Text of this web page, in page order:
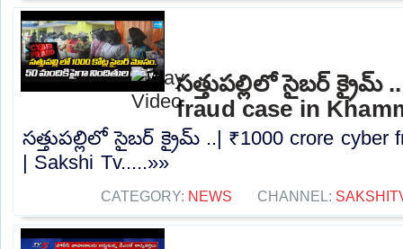
సత్తుపల్లిలో సైబర్ క్రైమ్
fraud case in
సత్తుపల్లిలో సైబర్ క్రైమ్ ..| ₹1000 crore cyber
| Sakshi Tv.....»»
CATEGORY: NEWS CHANNEL: